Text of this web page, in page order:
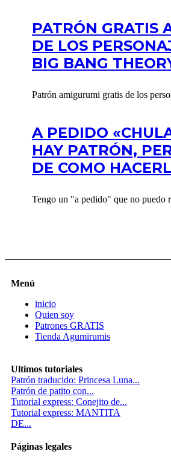
PATRÓN GRATIS
DE LOS
BIG BANG
Patrón amigurumi gratis de los
A PEDIDO
HAY PATRÓN,
DE COMO
Tengo un "a pedido" que no puedo
Menú
inicio
Quien soy
Patrones GRATIS
Tienda Agumirumis
Ultimos tutoriales
Patrón traducido: Princesa Luna...
Patrón de patito con...
Tutorial express: Conejito de...
Tutorial express: MANTITA
DE...
Páginas legales